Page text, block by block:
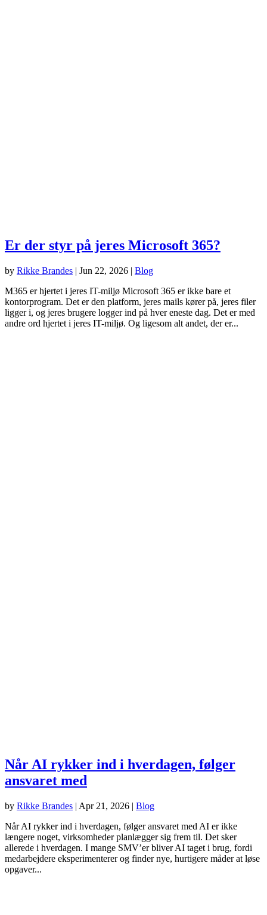
Er der styr på jeres Microsoft 365?
by Rikke Brandes | Jun 22, 2026 | Blog
M365 er hjertet i jeres IT-miljø Microsoft 365 er ikke bare et
kontorprogram. Det er den platform, jeres mails kører på, jeres filer
ligger i, og jeres brugere logger ind på hver eneste dag. Det er med
andre ord hjertet i jeres IT-miljø. Og ligesom alt andet, der er...
Når AI rykker ind i hverdagen, følger
ansvaret med
by Rikke Brandes | Apr 21, 2026 | Blog
Når AI rykker ind i hverdagen, følger ansvaret med AI er ikke
længere noget, virksomheder planlægger sig frem til. Det sker
allerede i hverdagen. I mange SMV’er bliver AI taget i brug, fordi
medarbejdere eksperimenterer og finder nye, hurtigere måder at løse
opgaver...